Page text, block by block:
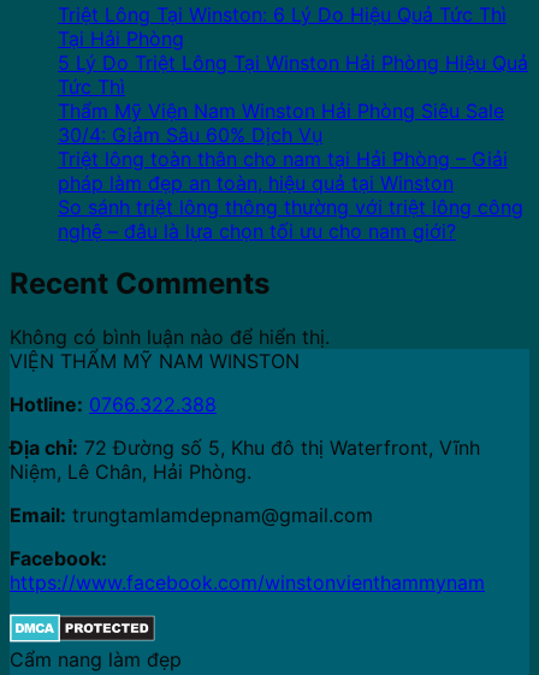
Triệt Lông Tại Winston: 6 Lý Do Hiệu Quả Tức Thì
Tại Hải Phòng
5 Lý Do Triệt Lông Tại Winston Hải Phòng Hiệu Quả
Tức Thì
Thẩm Mỹ Viện Nam Winston Hải Phòng Siêu Sale
30/4: Giảm Sâu 60% Dịch Vụ
Triệt lông toàn thân cho nam tại Hải Phòng – Giải
pháp làm đẹp an toàn, hiệu quả tại Winston
So sánh triệt lông thông thường với triệt lông công
nghệ – đâu là lựa chọn tối ưu cho nam giới?
Recent Comments
Không có bình luận nào để hiển thị.
VIỆN THẨM MỸ NAM WINSTON
Hotline: 0766.322.388
Địa chỉ: 72 Đường số 5, Khu đô thị Waterfront, Vĩnh
Niệm, Lê Chân, Hải Phòng.
Email: trungtamlamdepnam@gmail.com
Facebook:
https://www.facebook.com/winstonvienthammynam
Cẩm nang làm đẹp